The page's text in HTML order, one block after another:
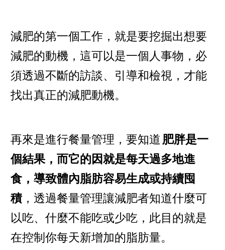
減肥的第一個工作，就是要挖掘出想要
減肥的動機，這可以是一個人事物，必
須透過不斷的訪談、引導和檢視，才能
找出真正的減肥動機。
再來是進行餐量管理，要知道 肥胖是一
個結果，而它的因就是每天過多地進
食，導致體內脂肪容易生成或持續囤
積，透過餐量管理讓減肥者知道什麼可
以吃、什麼不能吃或少吃，此目的就是
在控制你每天新增加的脂肪量。